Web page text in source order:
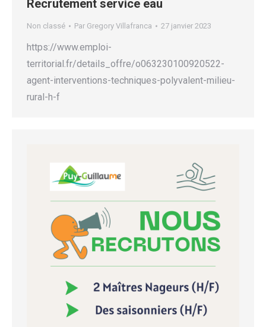
Recrutement service eau
Non classé Par Gregory Villafranca 27 janvier 2023
https://www.emploi-
territorial.fr/details_offre/o063230100920522-
agent-interventions-techniques-polyvalent-milieu-
rural-h-f